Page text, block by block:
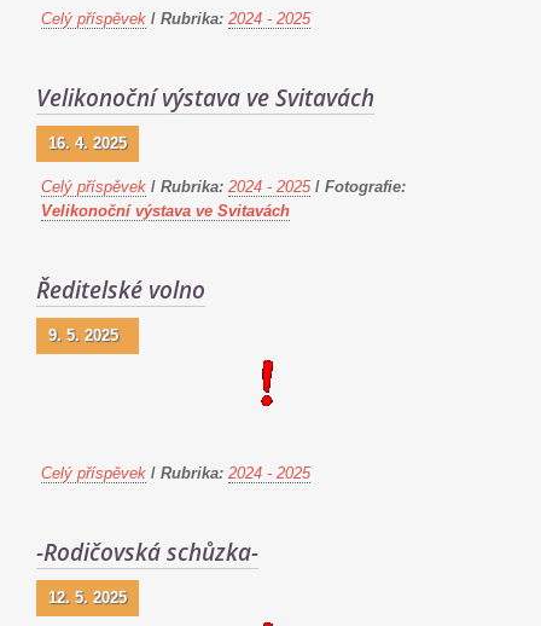
Celý příspěvek / Rubrika: 2024 - 2025
Velikonoční výstava ve Svitavách
16. 4. 2025
Celý příspěvek / Rubrika: 2024 - 2025 / Fotografie:
Velikonoční výstava ve Svitavách
Ředitelské volno
9. 5. 2025
Celý příspěvek / Rubrika: 2024 - 2025
-Rodičovská schůzka-
12. 5. 2025